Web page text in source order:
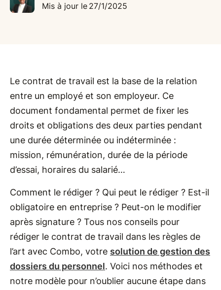
Mis à jour le 27/1/2025
Le contrat de travail est la base de la relation
entre un employé et son employeur. Ce
document fondamental permet de fixer les
droits et obligations des deux parties pendant
une durée déterminée ou indéterminée :
mission, rémunération, durée de la période
d’essai, horaires du salarié…
Comment le rédiger ? Qui peut le rédiger ? Est-il
obligatoire en entreprise ? Peut-on le modifier
après signature ? Tous nos conseils pour
rédiger le contrat de travail dans les règles de
l’art avec Combo, votre solution de gestion des
dossiers du personnel. Voici nos méthodes et
notre modèle pour n’oublier aucune étape dans